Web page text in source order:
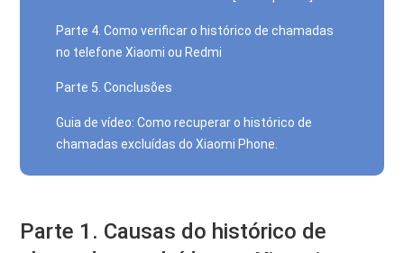
Parte 4. Como verificar o histórico de chamadas
no telefone Xiaomi ou Redmi
Parte 5. Conclusões
Guia de vídeo: Como recuperar o histórico de
chamadas excluídas do Xiaomi Phone.
Parte 1. Causas do histórico de